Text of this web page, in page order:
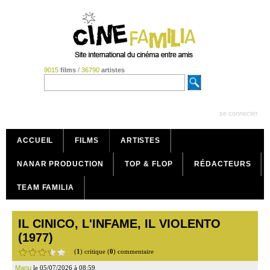
9015 films/ 36790 artistes
se connecter
ACCUEIL FILMS ARTISTES
NANAR PRODUCTION TOP & FLOP RÉDACTEURS
TEAM FAMILIA
IL CINICO, L'INFAME, IL VIOLENTO
(1977)
(1) critique (0) commentaire
Manu le 05/07/2026 à 08:59